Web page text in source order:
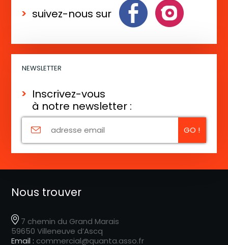
t
suivez-nous sur
NEWSLETTER
Inscrivez-vous
à notre newsletter :
Nous trouver
7 chemin du Grand Marais
59650 Villeneuve d’Ascq
Email : commercial@quanta.asso.fr